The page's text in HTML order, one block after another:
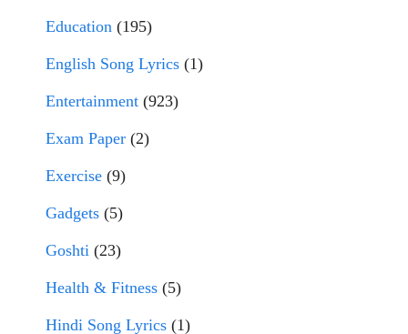
Education (195)
English Song Lyrics (1)
Entertainment (923)
Exam Paper (2)
Exercise (9)
Gadgets (5)
Goshti (23)
Health & Fitness (5)
Hindi Song Lyrics (1)